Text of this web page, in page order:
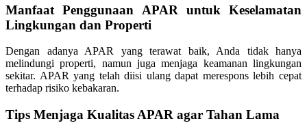
Manfaat Penggunaan APAR untuk Keselamatan
Lingkungan dan Properti
Dengan adanya APAR yang terawat baik, Anda tidak hanya
melindungi properti, namun juga menjaga keamanan lingkungan
sekitar. APAR yang telah diisi ulang dapat merespons lebih cepat
terhadap risiko kebakaran.
Tips Menjaga Kualitas APAR agar Tahan Lama